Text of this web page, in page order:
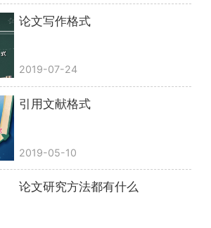
论文写作格式
2019-07-24
引用文献格式
2019-05-10
论文研究方法都有什么